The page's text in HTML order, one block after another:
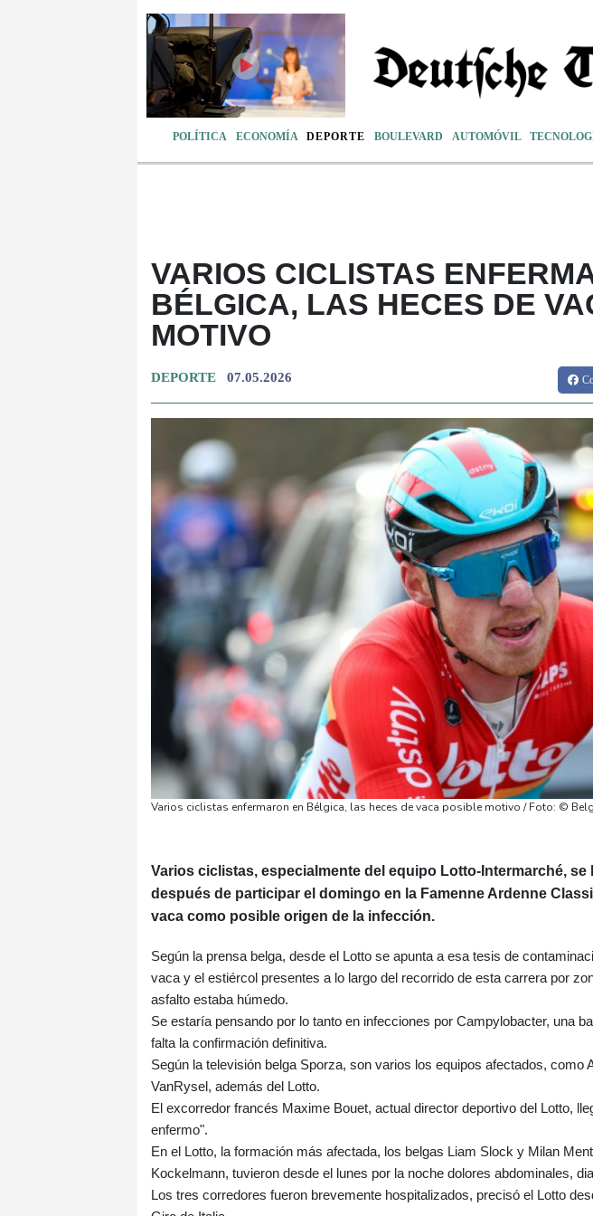
POLÍTICA ECONOMÍA DEPORTE BOULEVARD AUTOMÓVIL
VARIOS CICLISTAS
BÉLGICA, LAS HECES DE
MOTIVO
DEPORTE 07.05.2026
Varios ciclistas enfermaron en Bélgica, las heces de vaca posible motivo / Foto: ©
Varios ciclistas, especialmente del equipo Lotto-Intermarché,
después de participar el domingo en la Famenne Ardenne
vaca como posible origen de la infección.
Según la prensa belga, desde el Lotto se apunta a esa tesis de
vaca y el estiércol presentes a lo largo del recorrido de esta carrera por
asfalto estaba húmedo.
Se estaría pensando por lo tanto en infecciones por Campylobacter, una
falta la confirmación definitiva.
Según la televisión belga Sporza, son varios los equipos afectados, como
VanRysel, además del Lotto.
El excorredor francés Maxime Bouet, actual director deportivo del Lotto,
enfermo".
En el Lotto, la formación más afectada, los belgas Liam Slock y Milan
Kockelmann, tuvieron desde el lunes por la noche dolores abdominales,
Los tres corredores fueron brevemente hospitalizados, precisó el Lotto